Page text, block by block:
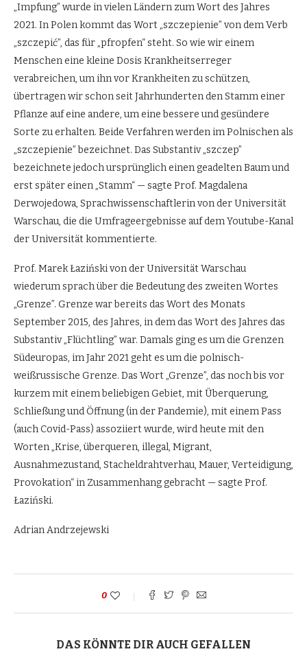
„Impfung” wurde in vielen Ländern zum Wort des Jahres
2021. In Polen kommt das Wort „szczepienie” von dem Verb
„szczepić”, das für „pfropfen“ steht. So wie wir einem
Menschen eine kleine Dosis Krankheitserreger
verabreichen, um ihn vor Krankheiten zu schützen,
übertragen wir schon seit Jahrhunderten den Stamm einer
Pflanze auf eine andere, um eine bessere und gesündere
Sorte zu erhalten. Beide Verfahren werden im Polnischen als
„szczepienie” bezeichnet. Das Substantiv „szczep”
bezeichnete jedoch ursprünglich einen geadelten Baum und
erst später einen „Stamm“ — sagte Prof. Magdalena
Derwojedowa, Sprachwissenschaftlerin von der Universität
Warschau, die die Umfrageergebnisse auf dem Youtube-Kanal
der Universität kommentierte.
Prof. Marek Łaziński von der Universität Warschau
wiederum sprach über die Bedeutung des zweiten Wortes
„Grenze”. Grenze war bereits das Wort des Monats
September 2015, des Jahres, in dem das Wort des Jahres das
Substantiv „Flüchtling” war. Damals ging es um die Grenzen
Südeuropas, im Jahr 2021 geht es um die polnisch-
weißrussische Grenze. Das Wort „Grenze”, das noch bis vor
kurzem mit einem beliebigen Gebiet, mit Überquerung,
Schließung und Öffnung (in der Pandemie), mit einem Pass
(auch Covid-Pass) assoziiert wurde, wird heute mit den
Worten „Krise, überqueren, illegal, Migrant,
Ausnahmezustand, Stacheldrahtverhau, Mauer, Verteidigung,
Provokation“ in Zusammenhang gebracht — sagte Prof.
Łaziński.
Adrian Andrzejewski
0
DAS KÖNNTE DIR AUCH GEFALLEN